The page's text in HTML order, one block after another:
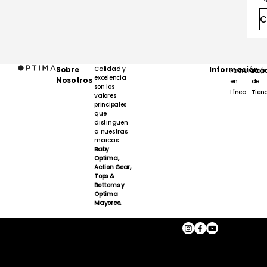
Sobre
Nosotros
Calidad y
excelencia
son los
valores
principales
que
distinguen
a nuestras
marcas
Baby
Optima,
Action Gear,
Tops &
Bottoms y
Optima
Mayoreo.
Información
Facturación
en
Línea
de